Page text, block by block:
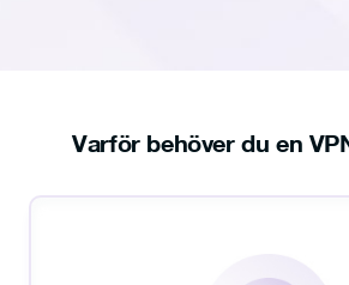
Varför behöver du en